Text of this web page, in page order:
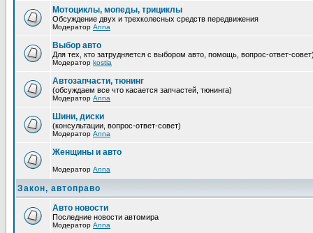
Мотоциклы, мопеды, трициклы
Обсуждение двух и трехколесных средств передвижения
Модератор Anna
Выбор авто
Для тех, кто затрудняется с выбором авто, помощь, вопрос-ответ-
Модератор kostia
Автозапчасти, тюнинг
(обсуждаем все что касается запчастей, тюнинга)
Модератор Anna
Шини, диски
(консультации, вопрос-ответ-совет)
Модератор Anna
Женщины и авто
Модератор Anna
Закон, автоправо
Авто новости
Последние новости автомира
Модератор Anna